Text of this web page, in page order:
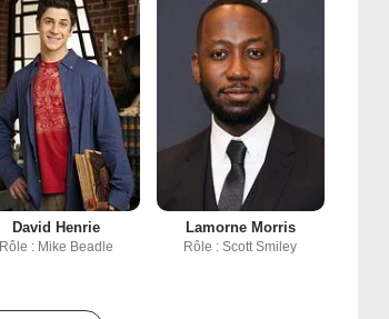
David Henrie
Rôle : Mike Beadle
Lamorne Morris
Rôle : Scott Smiley